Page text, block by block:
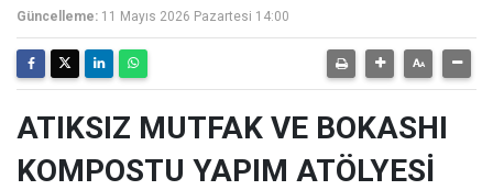
Güncelleme: 11 Mayıs 2026 Pazartesi 14:00
ATIKSIZ MUTFAK VE BOKASHI
KOMPOSTU YAPIM ATÖLYESİ